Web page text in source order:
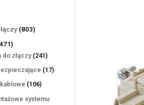
803803
471471
produktów
złączy 241241
produktów
1717
106106
systemu